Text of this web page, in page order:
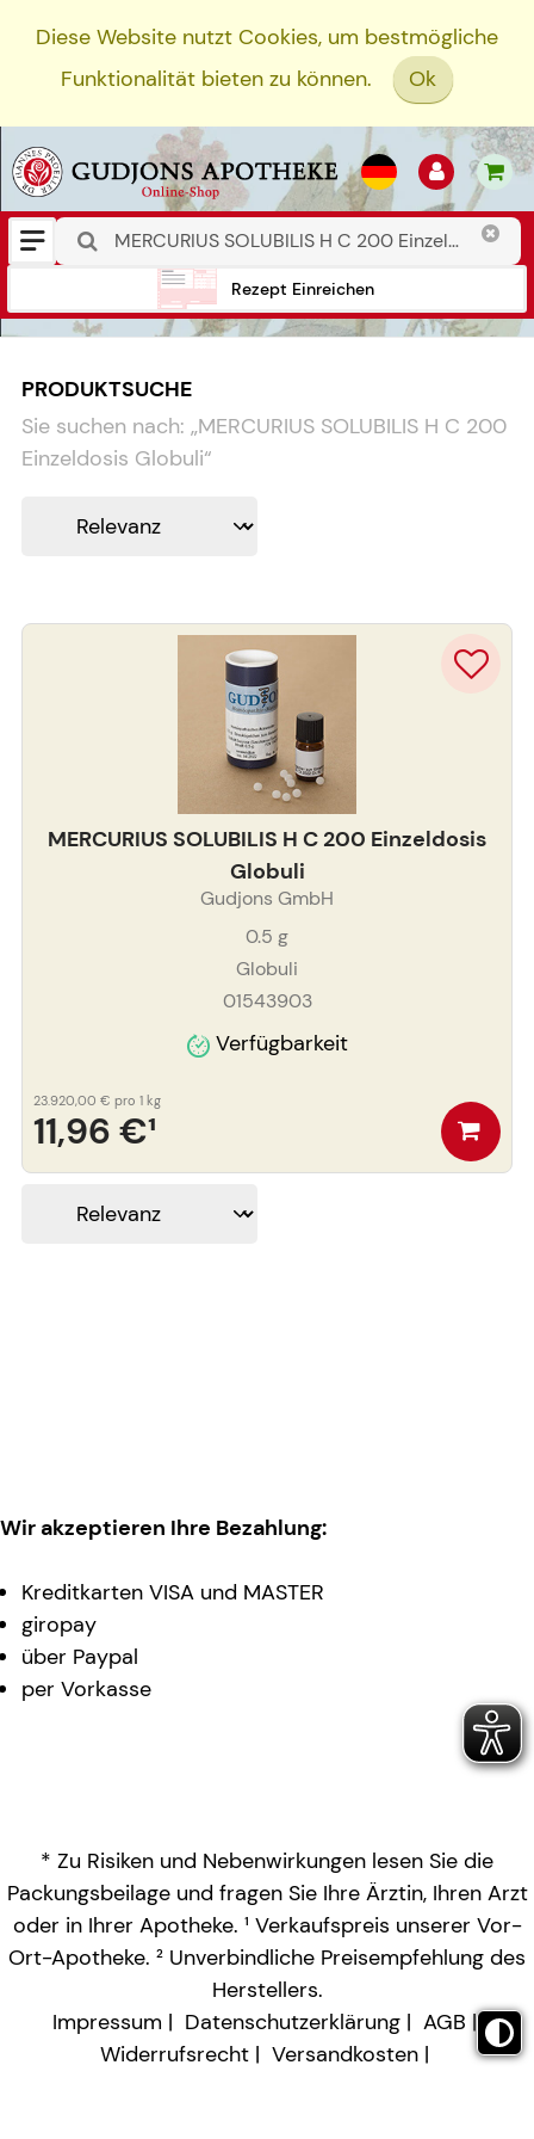
Diese Website nutzt Cookies, um bestmögliche
Funktionalität bieten zu können.
Ok
Rezept Einreichen
PRODUKTSUCHE
Sie suchen nach: „MERCURIUS SOLUBILIS H C 200
Einzeldosis Globuli“
MERCURIUS SOLUBILIS H C 200 Einzeldosis
Globuli
Gudjons GmbH
0.5 g
Globuli
01543903
Verfügbarkeit
11,96 €¹
23.920,00 € pro 1 kg
Wir akzeptieren Ihre Bezahlung:
Kreditkarten VISA und MASTER
giropay
über Paypal
per Vorkasse
* Zu Risiken und Nebenwirkungen lesen Sie die
Packungsbeilage und fragen Sie Ihre Ärztin, Ihren Arzt
oder in Ihrer Apotheke. ¹ Verkaufspreis unserer Vor-
Ort-Apotheke. ² Unverbindliche Preisempfehlung des
Herstellers.
Impressum
Datenschutzerklärung
AGB
Widerrufsrecht
Versandkosten